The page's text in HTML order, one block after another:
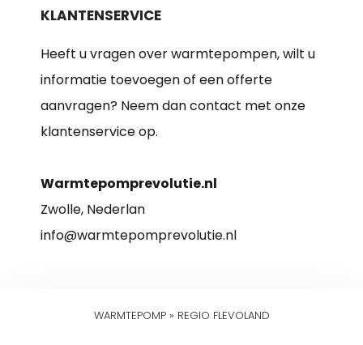
KLANTENSERVICE
Heeft u vragen over warmtepompen, wilt u
informatie toevoegen of een offerte
aanvragen? Neem dan contact met onze
klantenservice op.
Warmtepomprevolutie.nl
Zwolle, Nederlan
info@warmtepomprevolutie.nl
WARMTEPOMP» REGIO FLEVOLAND